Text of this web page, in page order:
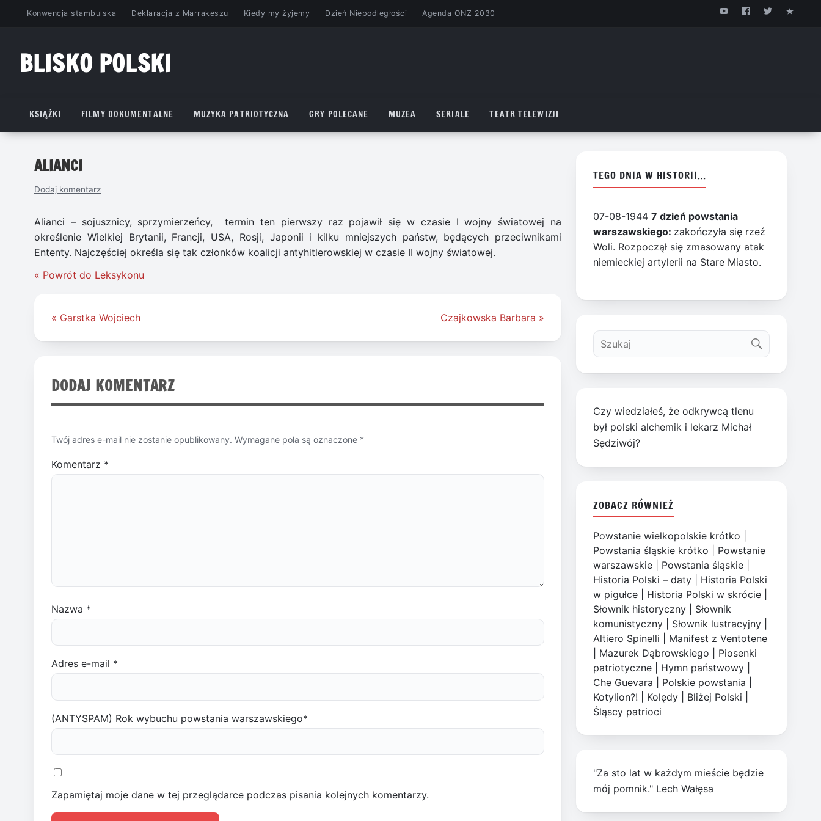
PrzejdźKonwencja stambulska Deklaracja z Marrakeszu Kiedy my żyjemy Dzień Niepodległości Agenda ONZ 2030
BLISKO POLSKI
KSIĄŻKI
FILMY DOKUMENTALNE MUZYKA PATRIOTYCZNA GRY POLECANE MUZEA SERIALE TEATR TELEWIZJI
ALIANCI
Dodaj komentarz
Alianci – sojusznicy, sprzymierzeńcy, termin ten pierwszy raz pojawił się w czasie I wojny światowej na
określenie Wielkiej Brytanii, Francji, USA, Rosji, Japonii i kilku mniejszych państw, będących przeciwnikami
Ententy. Najczęściej określa się tak członków koalicji antyhitlerowskiej w czasie II wojny światowej.
« Powrót do Leksykonu
Nawigacja
« Garstka Wojciech Czajkowska Barbara »
DODAJ KOMENTARZ
Twój adres e-mail nie zostanie opublikowany. Wymagane pola są oznaczone *
Komentarz *
Nazwa *
Adres e-mail *
(ANTYSPAM) Rok wybuchu powstania warszawskiego*
Zapamiętaj moje dane w tej przeglądarce podczas pisania kolejnych komentarzy.
TEGO DNIA W HISTORII…
07-08-19447 dzień powstania
warszawskiego: zakończyła się rzeź
Woli. Rozpoczął się zmasowany atak
niemieckiej artylerii na Stare Miasto.
Czy wiedziałeś, że odkrywcą tlenu
był polski alchemik i lekarz Michał
Sędziwój?
ZOBACZ RÓWNIEŻ
Powstanie wielkopolskie krótko
Powstania śląskie krótko
Powstanie
warszawskie
Powstania śląskie
Historia Polski – daty
Historia Polski
w pigułce
Historia Polski w skrócie
Słownik historyczny
Słownik
komunistyczny
Słownik lustracyjny
Altiero Spinelli
Manifest z Ventotene
Mazurek Dąbrowskiego
Piosenki
patriotyczne
Hymn państwowy
Che Guevara
Polskie powstania
Kotylion?!
Kolędy Bliżej Polski
Śląscy patrioci
"Za sto lat w każdym mieście będzie
mój pomnik." Lech Wałęsa